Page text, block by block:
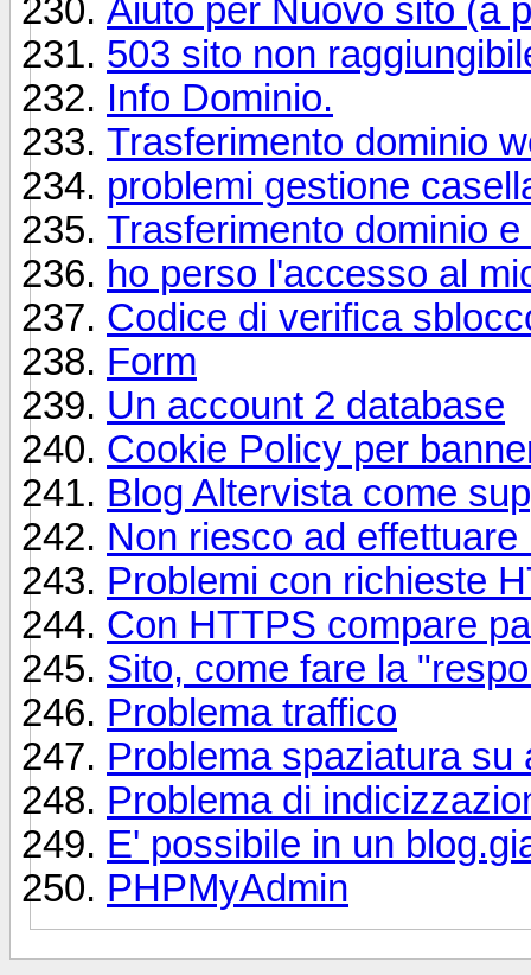
Aiuto per Nuovo sito (a
503 sito non
Info Dominio.
Trasferimento dominio
problemi gestione
Trasferimento dominio
ho perso l'accesso al
Codice di verifica
Form
Un account 2 database
Cookie Policy per
Blog Altervista come
Non riesco ad effettuare
Problemi con richieste
Con HTTPS compare
Sito, come fare la
Problema traffico
Problema spaziatura su
Problema di
E' possibile in un
PHPMyAdmin